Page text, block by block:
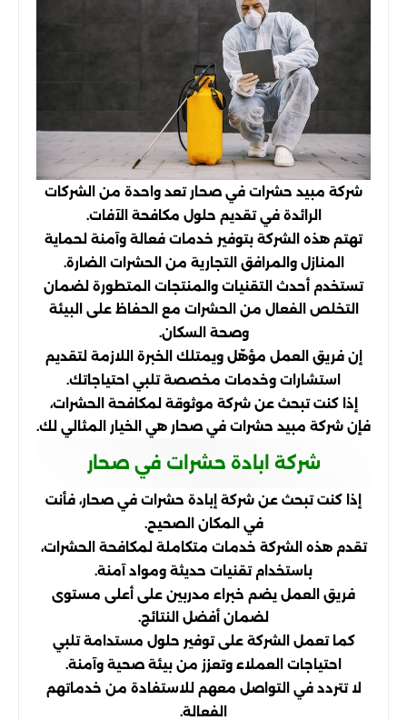
شركة مبيد حشرات في صحار تعد واحدة من الشركات
الرائدة في تقديم حلول مكافحة الآفات.
تهتم هذه الشركة بتوفير خدمات فعالة وآمنة لحماية
المنازل والمرافق التجارية من الحشرات الضارة.
تستخدم أحدث التقنيات والمنتجات المتطورة لضمان
التخلص الفعال من الحشرات مع الحفاظ على البيئة
وصحة السكان.
إن فريق العمل مؤهّل ويمتلك الخبرة اللازمة لتقديم
استشارات وخدمات مخصصة تلبي احتياجاتك.
إذا كنت تبحث عن شركة موثوقة لمكافحة الحشرات،
فإن شركة مبيد حشرات في صحار هي الخيار المثالي لك.
شركة ابادة حشرات في صحار
إذا كنت تبحث عن شركة إبادة حشرات في صحار، فأنت
في المكان الصحيح.
تقدم هذه الشركة خدمات متكاملة لمكافحة الحشرات،
باستخدام تقنيات حديثة ومواد آمنة.
فريق العمل يضم خبراء مدربين على أعلى مستوى
لضمان أفضل النتائج.
كما تعمل الشركة على توفير حلول مستدامة تلبي
احتياجات العملاء وتعزز من بيئة صحية وآمنة.
لا تتردد في التواصل معهم للاستفادة من خدماتهم
الفعالة.